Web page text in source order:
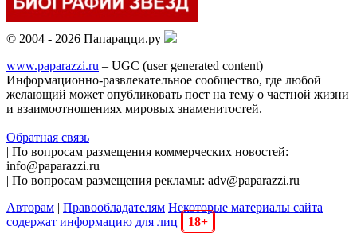
© 2004 - 2026 Папарацци.ру
www.paparazzi.ru – UGC (user generated content)
Информационно-развлекательное сообщество, где любой
желающий может опубликовать пост на тему о частной жизни
и взаимоотношениях мировых знаменитостей.
Обратная связь
| По вопросам размещения коммерческих новостей:
info@paparazzi.ru
| По вопросам размещения рекламы: adv@paparazzi.ru
Авторам | Правообладателям Некоторые материалы сайта
содержат информацию для лиц
18+